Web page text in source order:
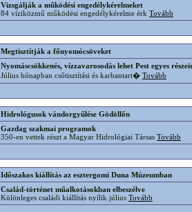
Vizsgálják a működési engedélykérelmeket
84 víziközmű működési engedélykérelme érk Tovább
Megtisztítják a főnyomócsöveket
Nyomáscsökkenés, vízzavarosodás lehet Pest egyes
Július hónapban csőtisztítási és karbantart� Tovább
Hidrológusok vándorgyűlése Gödöllőn
Gazdag szakmai programok
350-en vettek részt a Magyar Hidrológiai Társas Tovább
Időszakos kiállítás az esztergomi Duna Múzeumban
Család-történet műalkotásokban elbeszélve
Különleges családi kiállítás nyílik július Tovább